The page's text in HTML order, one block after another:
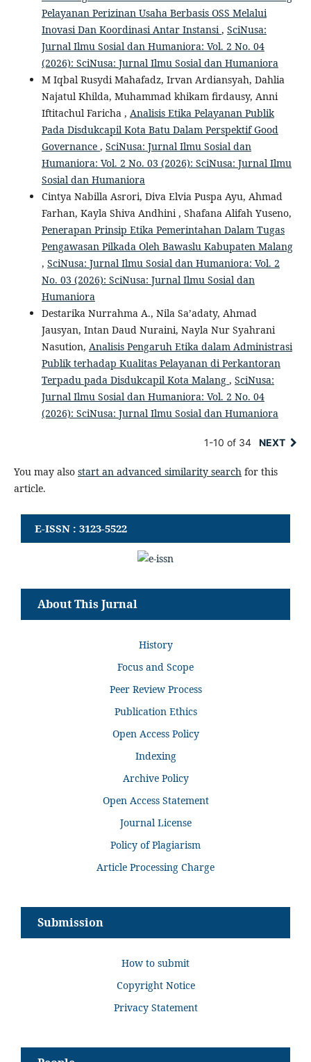
Pelayanan Perizinan Usaha Berbasis OSS Melalui
Inovasi Dan Koordinasi Antar Instansi, SciNusa:
Jurnal Ilmu Sosial dan Humaniora: Vol. 2 No. 04
(2026): SciNusa: Jurnal Ilmu Sosial dan Humaniora
M Iqbal Rusydi Mahafadz, Irvan Ardiansyah, Dahlia
Najatul Khilda, Muhammad khikam firdausy, Anni
Iftitachul Faricha , Analisis Etika Pelayanan Publik
Pada Disdukcapil Kota Batu Dalam Perspektif Good
Governance , SciNusa: Jurnal Ilmu Sosial dan
Humaniora: Vol. 2 No. 03 (2026): SciNusa: Jurnal Ilmu
Sosial dan Humaniora
Cintya Nabilla Asrori, Diva Elvia Puspa Ayu, Ahmad
Farhan, Kayla Shiva Andhini , Shafana Alifah Yuseno,
Penerapan Prinsip Etika Pemerintahan Dalam Tugas
Pengawasan Pilkada Oleh Bawaslu Kabupaten Malang
, SciNusa: Jurnal Ilmu Sosial dan Humaniora: Vol. 2
No. 03 (2026): SciNusa: Jurnal Ilmu Sosial dan
Humaniora
Destarika Nurrahma A., Nila Sa’adaty, Ahmad
Jausyan, Intan Daud Nuraini, Nayla Nur Syahrani
Nasution, Analisis Pengaruh Etika dalam Administrasi
Publik terhadap Kualitas Pelayanan di Perkantoran
Terpadu pada Disdukcapil Kota Malang , SciNusa:
Jurnal Ilmu Sosial dan Humaniora: Vol. 2 No. 04
(2026): SciNusa: Jurnal Ilmu Sosial dan Humaniora
1-10 of 34 NEXT
You may also start an advanced similarity searchfor this
article.
E-ISSN : 3123-5522
About This Jurnal
History
Focus and Scope
Peer Review Process
Publication Ethics
Open Access Policy
Indexing
Archive Policy
Open Access Statement
Journal License
Policy of Plagiarism
Article Processing Charge
Submission
How to submit
Copyright Notice
Privacy Statement